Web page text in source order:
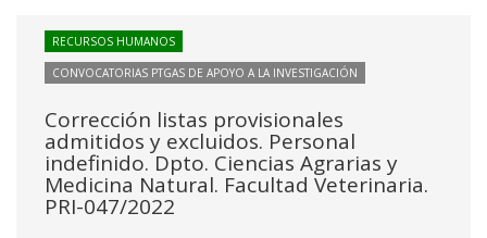
RECURSOS HUMANOS
CONVOCATORIAS PTGAS DE APOYO A LA INVESTIGACIÓN
Corrección listas provisionales
admitidos y excluidos. Personal
indefinido. Dpto. Ciencias Agrarias y
Medicina Natural. Facultad Veterinaria.
PRI-047/2022